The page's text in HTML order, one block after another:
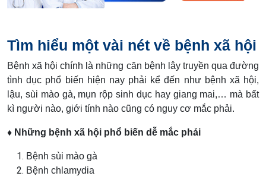
Tìm hiểu một vài nét về bệnh xã hội
Bệnh xã hội chính là những căn bệnh lây truyền qua đường
tình dục phổ biến hiện nay phải kể đến như bệnh xã hội,
lậu, sùi mào gà, mụn rộp sinh dục hay giang mai,… mà bất
kì người nào, giới tính nào cũng có nguy cơ mắc phải.
♦ Những bệnh xã hội phổ biến dễ mắc phải
Bệnh sùi mào gà
Bệnh chlamydia